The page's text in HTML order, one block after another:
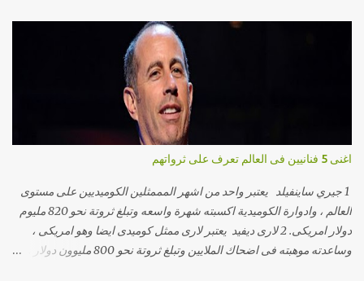
يمكن أن يلعب هرمون التستوستيرون دورًا هامًا، ولضمان حصولك على
مستويات كافية من التستوستيرون عليك بتناول الأطعمة المليئة بالزنك
والمغنيسيوم وفيتامين D. ويمكن العثور على الزنك في اللحوم الحمراء
والقرنبيط والسبانخ والكبد والمحار، ويتم العثور على المغنيسيوم في اللوز
والكاجو والماكريل وهو نوع من الأسماك، واضاف ان العناصر الأخرى
والافوكادو. 2- ممارسة الرياضة والنوم جيدًا: يحتاج الشخص البالغ إلى ست
ساعات نوم على الأقل، ويستخدم الجسم هذه الساعات لإعادة البناء وا...
اغنى 5 فنانيين فى العالم تعرف على ثرواتهم
1 جيري ساينفيلد يعتبر واحد من اشهر المممثلين الكوميديين على مستوى
العالم ، وادوارة الكوميدية اكسبته شهرة واسعه وتبلغ ثروتة نحو 820 مليوم
دولار امريكى. 2 لارى ديفيد يعتبر لارى ممثل كوميدى ايضا وهو امريكى ،
وساعدته موهبته فى اضحاك الملايين وتبلغ ثروتة نحو 800 مليوون دولار . 3